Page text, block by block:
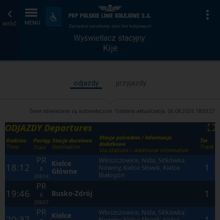
wróć MENU
Dostępność
i
udogodnienia
Wyświetlacz
stacyjny
Strona
główna
Wyświetlacz stacyjny:
Kije
odjazdy przyjazdy
Dane odświeżane są automatycznie. Ostatnia aktualizacja: 06.08.2026 18:03:27
ODJAZDY Departures ⛶
Godzina
Time
Pociąg
Train
Stacja docelowa
Destination
Stacje pośrednie / Informacje
dodatkowe
Via stations / Additional information
Tor
Track
18:12
PR
R
20614
Kielce
Główne
Włoszczowice, Nida, Sitkówka
Nowiny, Kielce Słowik, Kielce
Białogon
1
19:46
PR
R
20607
Busko-Zdrój 1
PR
Kielce
Włoszczowice, Nida, Sitkówka